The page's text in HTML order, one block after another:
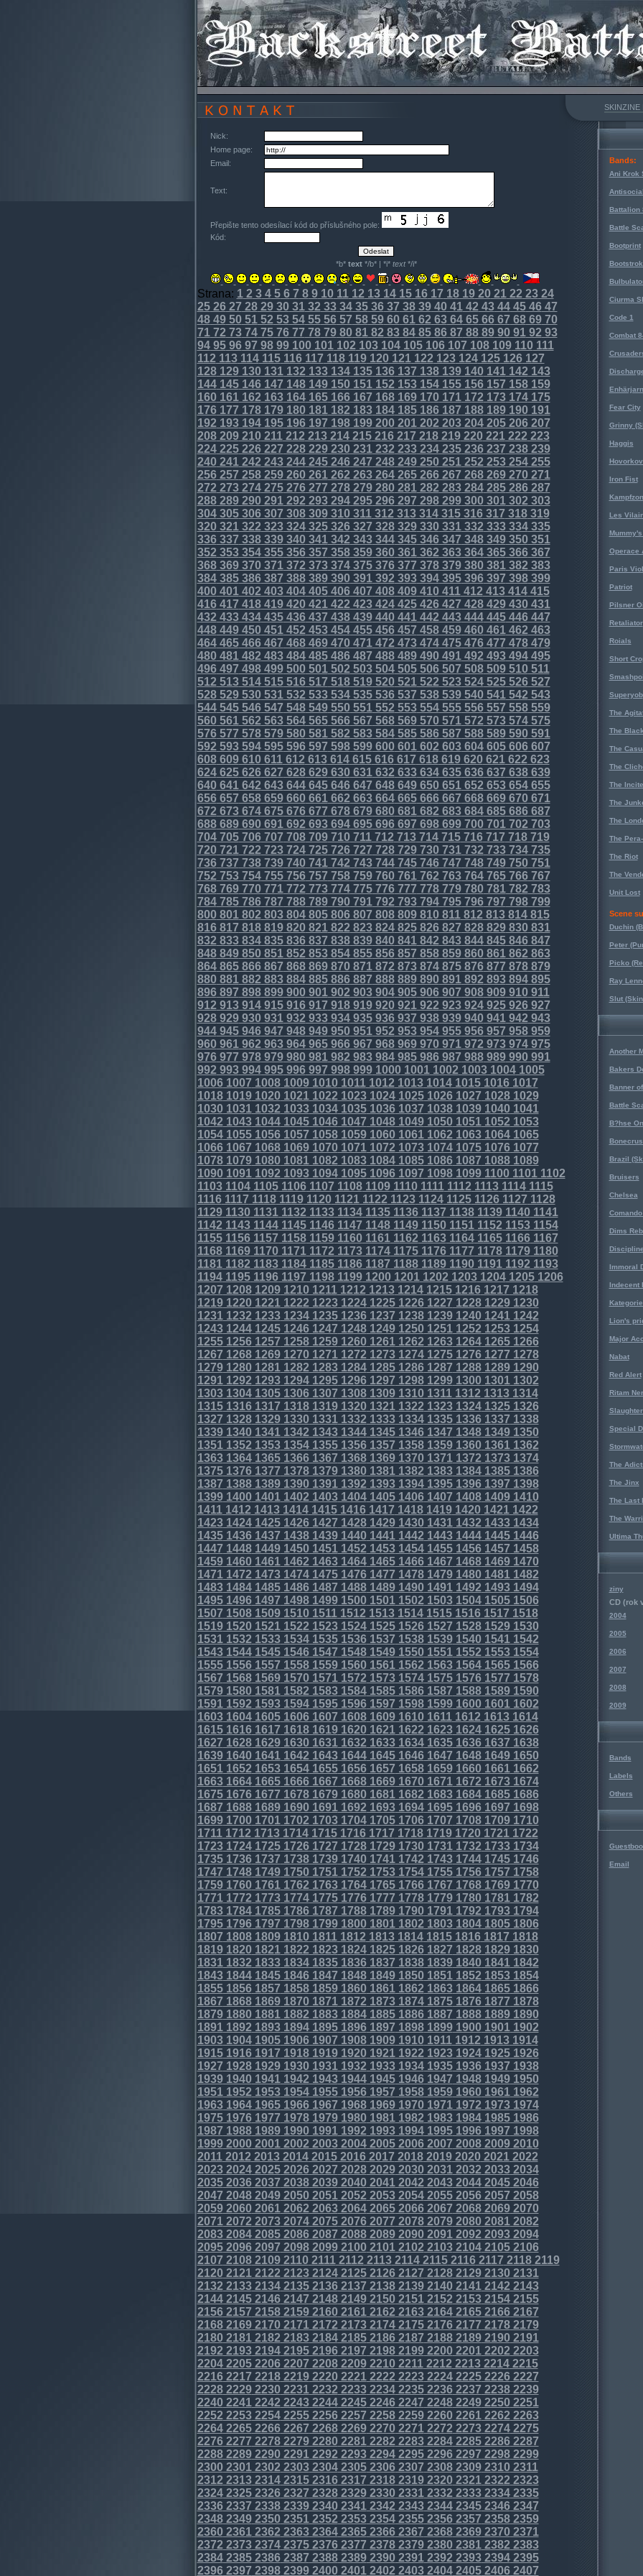
SKINZINE
Nick:
Home page:
Email:
Text:
Přepište tento odesílací kód do příslušného pole:
Kód:
*b* text*/b* | *i* text*/i*
Strana: 12 34567 89101112 1314151617 1819202122 2324
252627 2829303132 3334353637 3839404142 4344454647
4849505152 5354555657 5859606162 6364656667 686970
7172 7374757677 7879808182 8384858687 8889909192 93
94959697 9899100101102 103104105106107 108109110111
112 113114115116117 118119120121122 123124125126127
128129130131132 133134135136137 138139140141142 143
144145146147 148149150151152 153154155156157 158159
160161162 163164165166167 168169170171172 173174175
176177 178179180181182 183184185186187 188189190191
192 193194195196197 198199200201202 203204205206207
208209210211212 213214215216217 218219220221222 223
224225226227 228229230231232 233234235236237 238239
240241242 243244245246247 248249250251252 253254255
256257 258259260261262 263264265266267 268269270271
272 273274275276277 278279280281282 283284285286287
288289290291292 293294295296297 298299300301302 303
304305306307 308309310311312 313314315316317 318319
320321322 323324325326327 328329330331332 333334335
336337 338339340341342 343344345346347 348349350351
352 353354355356357 358359360361362 363364365366367
368369370371372 373374375376377 378379380381382 383
384385386387 388389390391392 393394395396397 398399
400401402 403404405406407 408409410411412 413414415
416417 418419420421422 423424425426427 428429430431
432 433434435436437 438439440441442 443444445446447
448449450451452 453454455456457 458459460461462 463
464465466467 468469470471472 473474475476477 478479
480481482 483484485486487 488489490491492 493494495
496497 498499500501502 503504505506507 508509510511
512 513514515516517 518519520521522 523524525526527
528529530531532 533534535536537 538539540541542 543
544545546547 548549550551552 553554555556557 558559
560561562 563564565566567 568569570571572 573574575
576577 578579580581582 583584585586587 588589590591
592 593594595596597 598599600601602 603604605606607
608609610611612 613614615616617 618619620621622 623
624625626627 628629630631632 633634635636637 638639
640641642 643644645646647 648649650651652 653654655
656657 658659660661662 663664665666667 668669670671
672 673674675676677 678679680681682 683684685686687
688689690691692 693694695696697 698699700701702 703
704705706707 708709710711712 713714715716717 718719
720721722 723724725726727 728729730731732 733734735
736737 738739740741742 743744745746747 748749750751
752 753754755756757 758759760761762 763764765766767
768769770771772 773774775776777 778779780781782 783
784785786787 788789790791792 793794795796797 798799
800801802 803804805806807 808809810811812 813814815
816817 818819820821822 823824825826827 828829830831
832 833834835836837 838839840841842 843844845846847
848849850851852 853854855856857 858859860861862 863
864865866867 868869870871872 873874875876877 878879
880881882 883884885886887 888889890891892 893894895
896897 898899900901902 903904905906907 908909910911
912 913914915916917 918919920921922 923924925926927
928929930931932 933934935936937 938939940941942 943
944945946947 948949950951952 953954955956957 958959
960961962 963964965966967 968969970971972 973974975
976977 978979980981982 983984985986987 988989990991
992 993994995996997 998999100010011002 100310041005
10061007 10081009101010111012 10131014101510161017
10181019102010211022 10231024102510261027 10281029
103010311032 10331034103510361037 1038103910401041
1042 10431044104510461047 10481049105010511052 1053
1054105510561057 10581059106010611062 106310641065
10661067 10681069107010711072 10731074107510761077
10781079108010811082 10831084108510861087 10881089
109010911092 10931094109510961097 10981099110011011102
11031104110511061107 11081109111011111112 111311141115
11161117 11181119112011211122 11231124112511261127 1128
1129113011311132 11331134113511361137 1138113911401141
1142 11431144114511461147 11481149115011511152 11531154
115511561157 11581159116011611162 11631164116511661167
11681169117011711172 11731174117511761177 117811791180
11811182 11831184118511861187 11881189119011911192 1193
1194119511961197 11981199120012011202 1203120412051206
1207 12081209121012111212 12131214121512161217 1218
1219122012211222 12231224122512261227 122812291230
12311232 12331234123512361237 12381239124012411242
12431244124512461247 12481249125012511252 12531254
125512561257 12581259126012611262 1263126412651266
1267 12681269127012711272 12731274127512761277 1278
1279128012811282 12831284128512861287 128812891290
12911292 12931294129512961297 12981299130013011302
13031304130513061307 13081309131013111312 13131314
131513161317 13181319132013211322 1323132413251326
1327 13281329133013311332 13331334133513361337 1338
1339134013411342 13431344134513461347 134813491350
13511352 13531354135513561357 13581359136013611362
13631364136513661367 13681369137013711372 13731374
137513761377 13781379138013811382 1383138413851386
1387 13881389139013911392 13931394139513961397 1398
1399140014011402 14031404140514061407 140814091410
14111412 14131414141514161417 14181419142014211422
14231424142514261427 14281429143014311432 14331434
143514361437 14381439144014411442 1443144414451446
1447 14481449145014511452 14531454145514561457 1458
1459146014611462 14631464146514661467 146814691470
14711472 14731474147514761477 14781479148014811482
14831484148514861487 14881489149014911492 14931494
149514961497 14981499150015011502 1503150415051506
1507 15081509151015111512 15131514151515161517 1518
1519152015211522 15231524152515261527 152815291530
15311532 15331534153515361537 15381539154015411542
15431544154515461547 15481549155015511552 15531554
155515561557 15581559156015611562 1563156415651566
1567 15681569157015711572 15731574157515761577 1578
1579158015811582 15831584158515861587 158815891590
15911592 15931594159515961597 15981599160016011602
16031604160516061607 16081609161016111612 16131614
161516161617 16181619162016211622 1623162416251626
1627 16281629163016311632 16331634163516361637 1638
1639164016411642 16431644164516461647 164816491650
16511652 16531654165516561657 16581659166016611662
16631664166516661667 16681669167016711672 16731674
167516761677 16781679168016811682 1683168416851686
1687 16881689169016911692 16931694169516961697 1698
1699170017011702 17031704170517061707 170817091710
17111712 17131714171517161717 17181719172017211722
17231724172517261727 17281729173017311732 17331734
173517361737 17381739174017411742 1743174417451746
1747 17481749175017511752 17531754175517561757 1758
1759176017611762 17631764176517661767 176817691770
17711772 17731774177517761777 17781779178017811782
17831784178517861787 17881789179017911792 17931794
179517961797 17981799180018011802 1803180418051806
1807 18081809181018111812 18131814181518161817 1818
1819182018211822 18231824182518261827 182818291830
18311832 18331834183518361837 18381839184018411842
18431844184518461847 18481849185018511852 18531854
185518561857 18581859186018611862 1863186418651866
1867 18681869187018711872 18731874187518761877 1878
1879188018811882 18831884188518861887 188818891890
18911892 18931894189518961897 18981899190019011902
19031904190519061907 19081909191019111912 19131914
191519161917 19181919192019211922 1923192419251926
1927 19281929193019311932 19331934193519361937 1938
1939194019411942 19431944194519461947 194819491950
19511952 19531954195519561957 19581959196019611962
19631964196519661967 19681969197019711972 19731974
197519761977 19781979198019811982 1983198419851986
1987 19881989199019911992 19931994199519961997 1998
1999200020012002 20032004200520062007 200820092010
20112012 20132014201520162017 20182019202020212022
20232024202520262027 20282029203020312032 20332034
203520362037 20382039204020412042 2043204420452046
2047 20482049205020512052 20532054205520562057 2058
2059206020612062 20632064206520662067 206820692070
20712072 20732074207520762077 20782079208020812082
20832084208520862087 20882089209020912092 20932094
209520962097 20982099210021012102 2103210421052106
2107 21082109211021112112 21132114211521162117 21182119
212021212122 21232124212521262127 2128212921302131
2132 21332134213521362137 21382139214021412142 2143
2144214521462147 21482149215021512152 215321542155
21562157 21582159216021612162 21632164216521662167
21682169217021712172 21732174217521762177 21782179
218021812182 21832184218521862187 2188218921902191
2192 21932194219521962197 21982199220022012202 2203
2204220522062207 22082209221022112212 221322142215
22162217 22182219222022212222 22232224222522262227
22282229223022312232 22332234223522362237 22382239
224022412242 22432244224522462247 2248224922502251
2252 22532254225522562257 22582259226022612262 2263
2264226522662267 22682269227022712272 227322742275
22762277 22782279228022812282 22832284228522862287
22882289229022912292 22932294229522962297 22982299
230023012302 23032304230523062307 2308230923102311
2312 23132314231523162317 23182319232023212322 2323
2324232523262327 23282329233023312332 233323342335
23362337 23382339234023412342 23432344234523462347
23482349235023512352 23532354235523562357 23582359
236023612362 23632364236523662367 2368236923702371
2372 23732374237523762377 23782379238023812382 2383
2384238523862387 23882389239023912392 239323942395
23962397 23982399240024012402 24032404240524062407
Bands:
Ani Krok
Battalion
Battle
Bootprint
Ciurma
Code 1
Combat
Fear City
Grinny
Haggis
Iron Fist
Les
Operace
Paris
Patriot
Pilsner
Retaliator
Roials
Short
Superyob
The
The
The
The
The
The
The
The
The Riot
The
Unit Lost
Scene
Duchin
Peter
Picko
Ray
Slut
Another
Bakers
Banner
Battle
B?hse
Brazil
Bruisers
Chelsea
Dims
Immoral
Indecent
Lion's
Major
Nabat
Red Alert
Ritam
Special
The
The Jinx
The Last
The
Ultima
ziny
CD (rok
2004
2005
2006
2007
2008
2009
Bands
Labels
Others
Email